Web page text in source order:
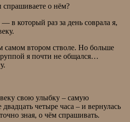
о нём?
в который раз за день соврала я,
втором стволе. Но больше
я почти не общался…
свою улыбку – самую
четыре часа – и вернулась
зная, о чём спрашивать.